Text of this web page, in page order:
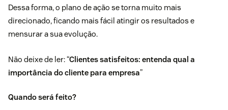
Dessa forma, o plano de ação se torna muito mais
direcionado, ficando mais fácil atingir os resultados e
mensurar a sua evolução.
Não deixe de ler: “Clientes satisfeitos: entenda qual a
importância do cliente para empresa”
Quando será feito?